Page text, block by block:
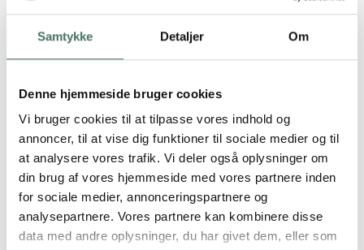
Samtykke Detaljer Om
Denne hjemmeside bruger cookies
Vi bruger cookies til at tilpasse vores indhold og
annoncer, til at vise dig funktioner til sociale medier og til
at analysere vores trafik. Vi deler også oplysninger om
din brug af vores hjemmeside med vores partnere inden
for sociale medier, annonceringspartnere og
analysepartnere. Vores partnere kan kombinere disse
data med andre oplysninger, du har givet dem, eller som